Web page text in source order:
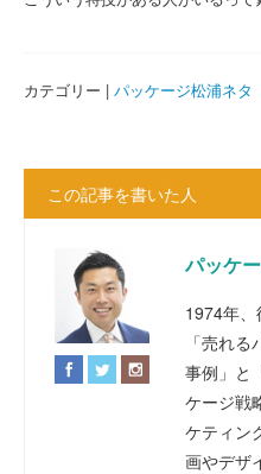
カテゴリー | パッケージ松浦ネタ
この記事を書いた人
パッケ
1974年
「売れ
事例」と
ケージ戦
ケティン
画やデザ